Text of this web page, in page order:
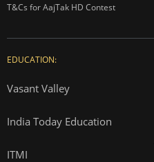
T&Cs for AajTak HD Contest
EDUCATION:
Vasant Valley
India Today Education
ITMI